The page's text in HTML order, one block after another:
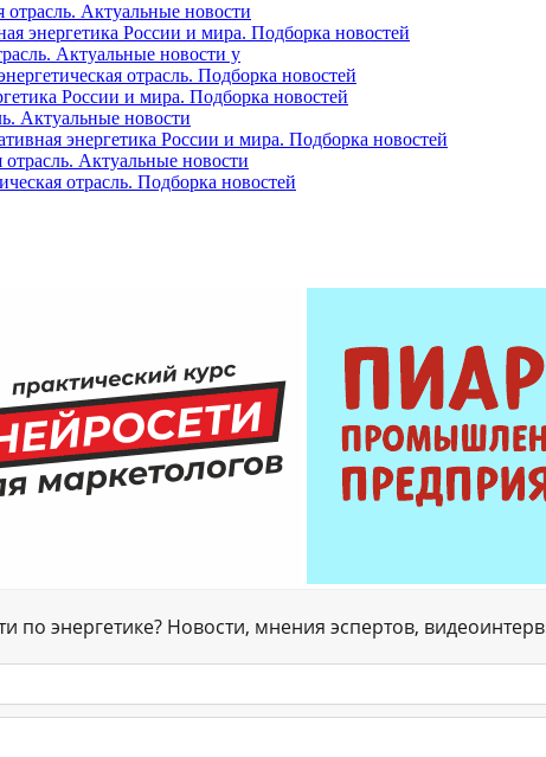
Актуальные новости
энергетика России и мира. Подборка новостей
Актуальные новости у
отрасль. Подборка новостей
России и мира. Подборка новостей
Актуальные новости
энергетика России и мира. Подборка новостей
Актуальные новости
отрасль. Подборка новостей
по энергетике? Новости, мнения эспертов,